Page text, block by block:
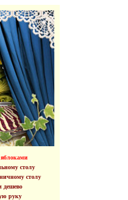
столу
столу
дешево
руку